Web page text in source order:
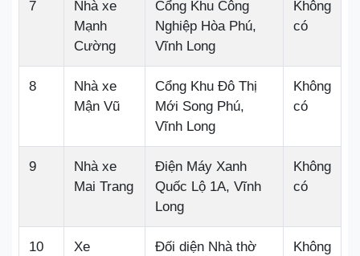
7
Nhà xe
Mạnh
Cường
Cổng Khu Công
Nghiệp Hòa Phú,
Vĩnh Long
Không
có
8
Nhà xe
Mận Vũ
Cổng Khu Đô Thị
Mới Song Phú,
Vĩnh Long
Không
có
9
Nhà xe
Mai Trang
Điện Máy Xanh
Quốc Lộ 1A, Vĩnh
Long
Không
có
10
Xe
Đối diện Nhà thờ
Không